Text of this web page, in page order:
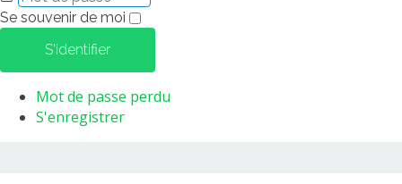
Se souvenir de moi
S'identifier
Mot de passe perdu
S'enregistrer